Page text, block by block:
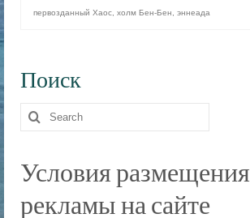
первозданный Хаос холм Бен-Бен эннеада
Поиск
Search
for:
Условия размещения
рекламы на сайте